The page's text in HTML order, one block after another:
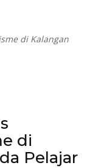
di Kalangan
di
Pelajar